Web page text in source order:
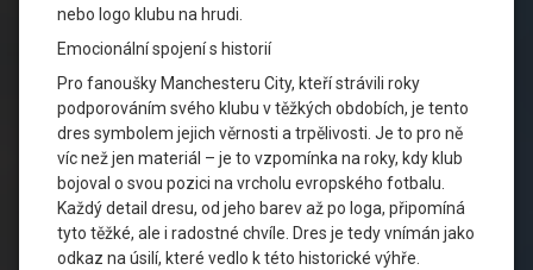
nebo logo klubu na hrudi.
Emocionální spojení s historií
Pro fanoušky Manchesteru City, kteří strávili roky
podporováním svého klubu v těžkých obdobích, je tento
dres symbolem jejich věrnosti a trpělivosti. Je to pro ně
víc než jen materiál – je to vzpomínka na roky, kdy klub
bojoval o svou pozici na vrcholu evropského fotbalu.
Každý detail dresu, od jeho barev až po loga, připomíná
tyto těžké, ale i radostné chvíle. Dres je tedy vnímán jako
odkaz na úsilí, které vedlo k této historické výhře.